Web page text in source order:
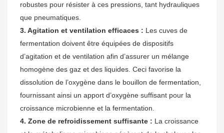
robustes pour résister à ces pressions, tant hydrauliques
que pneumatiques.
3. Agitation et ventilation efficaces : Les cuves de
fermentation doivent être équipées de dispositifs
d’agitation et de ventilation afin d’assurer un mélange
homogène des gaz et des liquides. Ceci favorise la
dissolution de l’oxygène dans le bouillon de fermentation,
fournissant ainsi un apport d’oxygène suffisant pour la
croissance microbienne et la fermentation.
4. Zone de refroidissement suffisante : La croissance